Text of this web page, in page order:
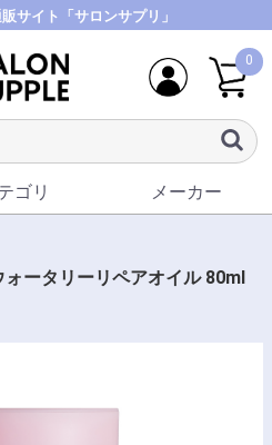
サイト「サロンサプリ」
0
ゴリ メーカー
ータリーリペアオイル 80ml